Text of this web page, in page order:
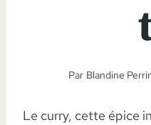
Par Blandine
Le curry, cette épice